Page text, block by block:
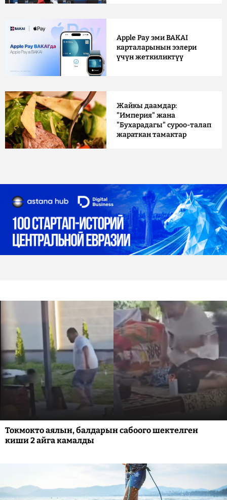
Apple Pay эми BAKAI
карталарынын ээлери
үчүн жеткиликтүү
Жайкы даамдар:
"Империя" жана
"Бухарадагы" суроо-талап
жараткан тамактар
Токмокто аялын, балдарын сабоого шектелген
киши 2 айга камалды